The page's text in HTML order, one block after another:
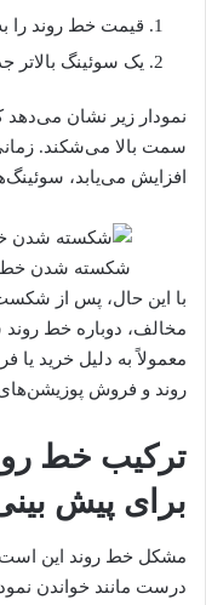
قیمت خط روند را
یک سوئینگ
نمودار زیر نشان
سمت بالا می‌شکند.
افزایش می‌یابد،
شکسته شدن خط
با این حال، پس از
مخالف، دوباره خط
معمولاً به دلیل خرید
روند و فروش
برای پیش
مشکل خط روند این است
درست مانند خواندن